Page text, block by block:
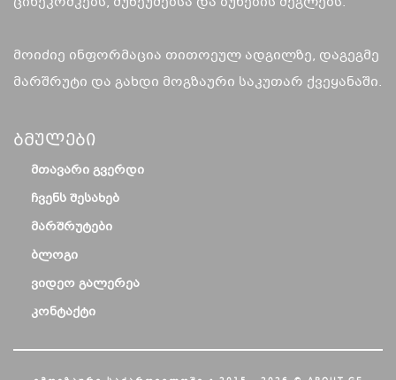
მოიძიე ინფორმაცია თითოეულ ადგილზე, დაგეგმე
მარშრუტი და გახდი მოგზაური საკუთარ ქვეყანაში.
Ბმულები
ᲛᲗᲐᲕᲐᲠᲘ ᲒᲕᲔᲠᲓᲘ
ᲩᲕᲔᲜᲡ ᲨᲔᲡᲐᲮᲔᲑ
ᲛᲐᲠᲨᲠᲣᲢᲔᲑᲘ
ᲑᲚᲝᲒᲘ
ᲕᲘᲓᲔᲝ ᲒᲐᲚᲔᲠᲔᲐ
ᲙᲝᲜᲢᲐᲥᲢᲘ